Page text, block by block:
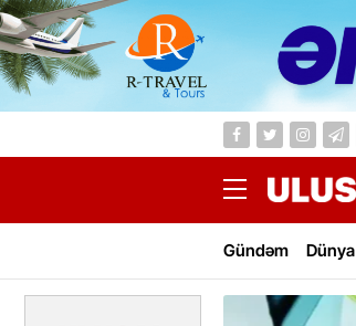
Gündəm Dünya